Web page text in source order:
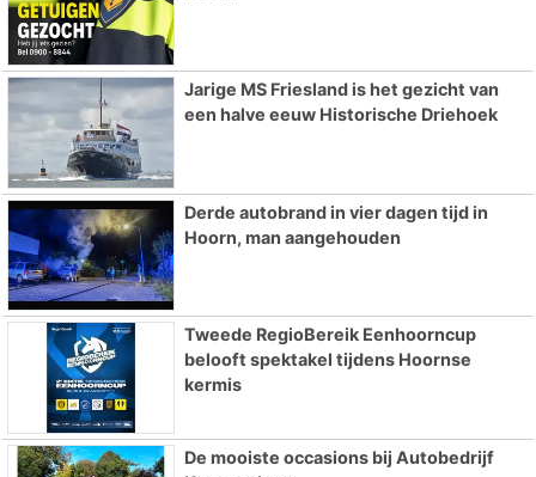
Jarige MS Friesland is het gezicht van
een halve eeuw Historische Driehoek
Derde autobrand in vier dagen tijd in
Hoorn, man aangehouden
Tweede RegioBereik Eenhoorncup
belooft spektakel tijdens Hoornse
kermis
De mooiste occasions bij Autobedrijf